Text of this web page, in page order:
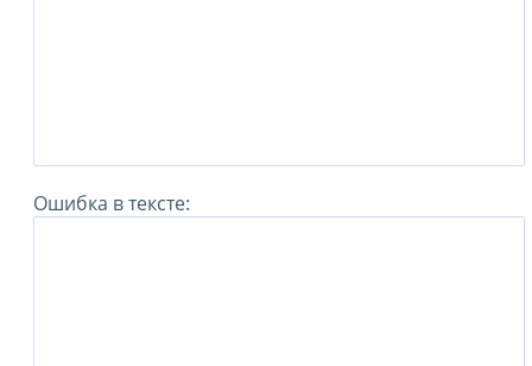
Ошибка в тексте: